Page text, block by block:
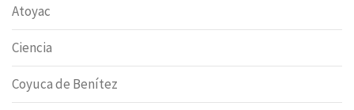
Atoyac
Ciencia
Coyuca de Benítez